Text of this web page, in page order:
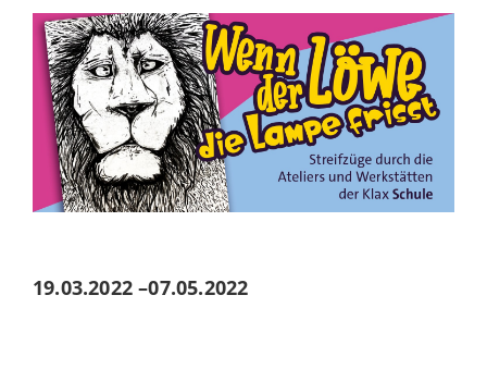
19.03.2022 –07.05.2022